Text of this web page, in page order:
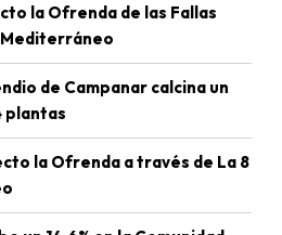
la Ofrenda de las Fallas
Mediterráneo
de Campanar calcina un
plantas
la Ofrenda a través de La 8